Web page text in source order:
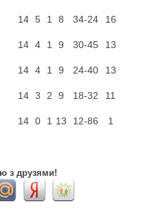
14 5 1 8 34-24 16
14 4 1 9 30-45 13
14 4 1 9 24-40 13
14 3 2 9 18-32 11
14 0 1 13 12-86 1
з друзями!